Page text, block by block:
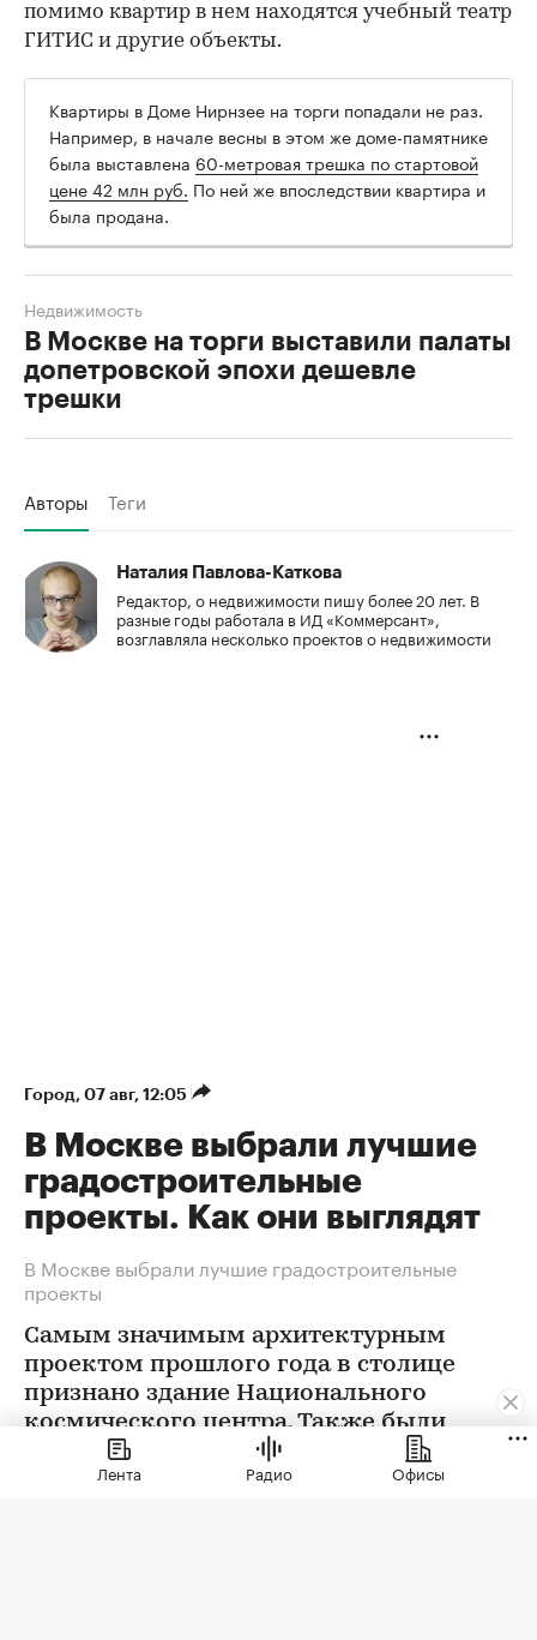
помимо квартир в нем находятся учебный театр
ГИТИС и другие объекты.
Квартиры в Доме Нирнзее на торги попадали не раз.
Например, в начале весны в этом же доме-памятнике
была выставлена 60-метровая трешка по стартовой
цене 42 млн руб. По ней же впоследствии квартира и
была продана.
В Москве на торги выставили палаты
допетровской эпохи дешевле
трешки
Недвижимость
Авторы Теги
Наталия Павлова-Каткова
Редактор, о недвижимости пишу более 20 лет. В
разные годы работала в ИД «Коммерсант»,
возглавляла несколько проектов о недвижимости
Город 07 авг, 12:05
В Москве выбрали лучшие
градостроительные
проекты. Как они выглядят
В Москве выбрали лучшие градостроительные
проекты
Самым значимым архитектурным
проектом прошлого года в столице
признано здание Национального
космического центра. Также были
определены победители еще в 12
номинациях
Лента Радио Офисы